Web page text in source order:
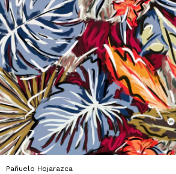
Pañuelo Hojarazca